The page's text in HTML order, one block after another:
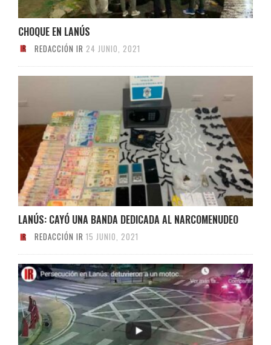
CHOQUE EN LANÚS
REDACCIÓN IR 24 JUNIO, 2021
LANÚS: CAYÓ UNA BANDA DEDICADA AL NARCOMENUDEO
REDACCIÓN IR 15 JUNIO, 2021